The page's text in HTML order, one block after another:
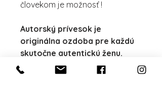
človekom je možnosť !
Autorský prívesok je
originálna ozdoba pre každú
skutočne autentickú ženu.
Je neprehliadnuteľný a žena,
ktorá ho nosí, jednoznačne